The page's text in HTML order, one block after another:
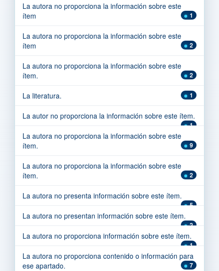
La autora no proporciona la información sobre este
ítem
1
La autora no proporciona la información sobre este
ítem
2
La autora no proporciona la información sobre este
ítem.
2
La literatura. 1
La autor no proporciona la información sobre este ítem.
1
La autora no proporciona la información sobre este
ítem.
9
La autora no proporciona la información sobre este
ítem.
2
La autora no presenta información sobre este ítem.
5
La autora no presentan información sobre este ítem.
2
La autora no proporciona información sobre este ítem.
1
La autora no proporciona contenido o información para
ese apartado.
7